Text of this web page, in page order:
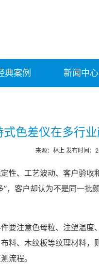
典案例 新闻中心
式色差仪在多行
来源：林上 发布时间
性、工艺波动、客户验
，客户却认为不是同一
要注意色母粒、注塑温
料、木纹板等纹理材料
流程。